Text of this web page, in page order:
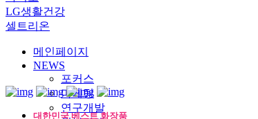
LG생활건강
셀트리온
메인페이지
NEWS
포커스
마케팅
연구개발
대한민국 베스트 화장품